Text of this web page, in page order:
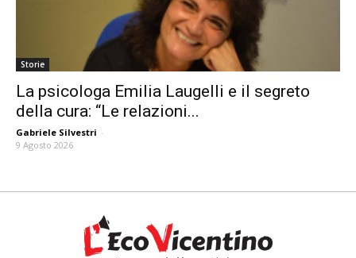
Storie
La psicologa Emilia Laugelli e il segreto
della cura: “Le relazioni...
Gabriele Silvestri -
9 Agosto 2026